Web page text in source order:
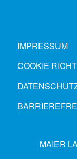
IMPRESSUM
COOKIE
MAIER